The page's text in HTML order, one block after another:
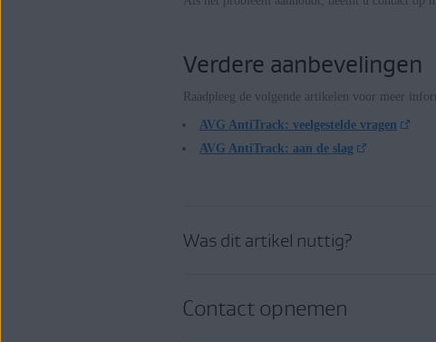
Verdere aanbevelingen
Raadpleeg de volgende artikelen voor meer
AVG AntiTrack: veelgestelde vragen
AVG AntiTrack: aan de slag
Was dit artikel nuttig?
Contact opnemen